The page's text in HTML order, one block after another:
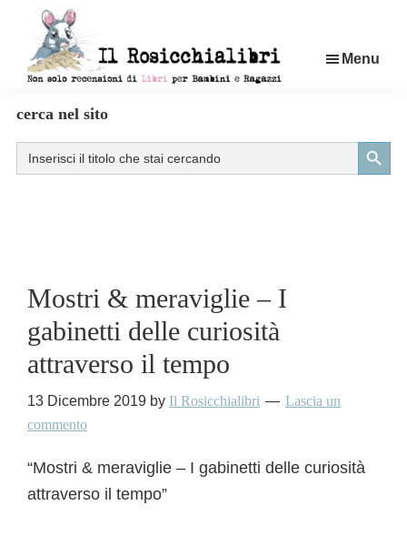
contenuto
di
libri
per
Menu
cerca nel sito
Search
for:
Search Button
Mostri & meraviglie – I
gabinetti delle curiosità
attraverso il tempo
13 Dicembre 2019 by Il Rosicchialibri
Lascia un
commento
“Mostri & meraviglie – I gabinetti delle curiosità
attraverso il tempo”